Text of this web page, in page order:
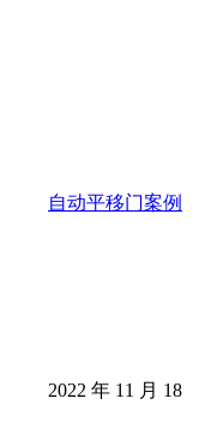
自动平移门案例
2022 年 11 月 18